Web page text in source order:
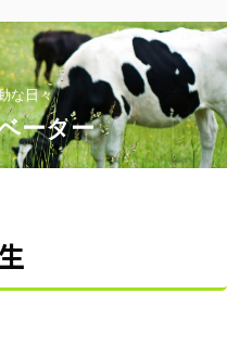
な日々
ーター